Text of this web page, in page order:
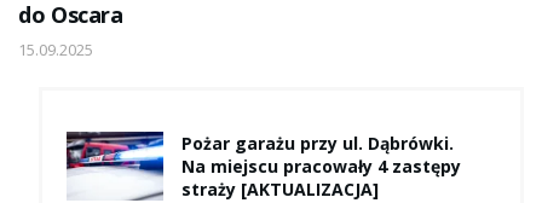
do Oscara
15.09.2025
Pożar garażu przy ul. Dąbrówki.
Na miejscu pracowały 4 zastępy
straży [AKTUALIZACJA]